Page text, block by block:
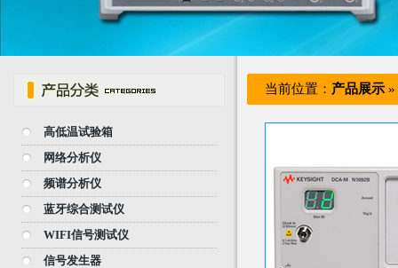
高低温试验箱
网络分析仪
频谱分析仪
蓝牙综合测试仪
WIFI信号测试仪
信号发生器
当前位置： 产品展示 »